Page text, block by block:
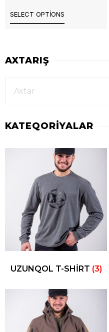
SELECT OPTIONS
AXTARIŞ
KATEQORIYALAR
UZUNQOL T-SHIRT (3)